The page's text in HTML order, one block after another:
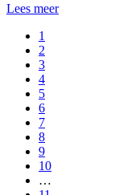
Lees meer
1
2
3
4
5
6
7
8
9
10
…